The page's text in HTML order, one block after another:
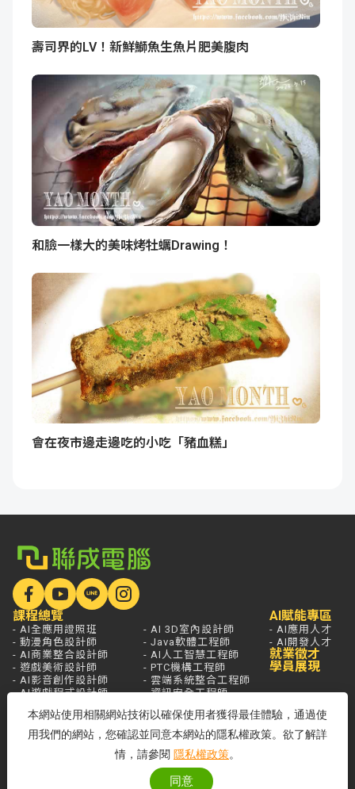
壽司界的LV！新鮮鰤魚生魚片肥美腹肉
和臉一樣大的美味烤牡蠣Drawing！
會在夜市邊走邊吃的小吃「豬血糕」
課程總覽
- AI全應用證照班
- 動漫角色設計師
- AI商業整合設計師
- 遊戲美術設計師
- AI影音創作設計師
- AI遊戲程式設計師
- AI 3D室內設計師
- Java軟體工程師
- AI人工智慧工程師
- PTC機構工程師
- 雲端系統整合工程師
- 資訊安全工程師
AI賦能專區
- AI應用人才
- AI開發人才
就業徵才
學員展現
學員服務
關於聯成
- 國家登錄AI人才培訓機構
熱門新聞
分校據點
開課查詢
本網站使用相關網站技術以確保使用者獲得最佳體驗，通過使
用我們的網站，您確認並同意本網站的隱私權政策。欲了解詳
情，請參閱 隱私權政策。
同意